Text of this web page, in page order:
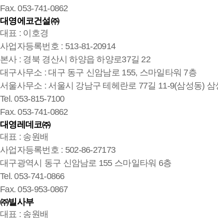
Fax. 053-741-0862
대영에코건설㈜
대표 : 이호경
사업자등록번호 : 513-81-20914
본사 : 경북 경산시 하양읍 하양로37길 22
대구사무소 : 대구 동구 신암남로 155, 스마일타워 7층
서울사무소 : 서울시 강남구 테헤란로 77길 11-9(삼성동) 삼
Tel. 053-815-7100
Fax. 053-741-0862
대영레데코㈜
대표 : 송원배
사업자등록번호 : 502-86-27173
대구광역시 동구 신암남로 155 스마일타워 6층
Tel. 053-741-0866
Fax. 053-953-0867
㈜빌사부
대표 : 송원배